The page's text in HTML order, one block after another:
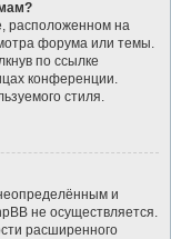
расположенном на
форума или темы.
по ссылке
конференции.
стиля.
и
не осуществляется.
расширенного